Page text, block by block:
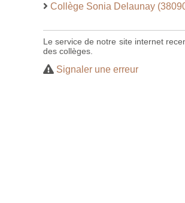
Collège Sonia Delaunay
Le service de notre site internet
des collèges.
Signaler une erreur